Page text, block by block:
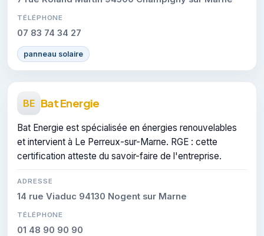
TÉLÉPHONE
07 83 74 34 27
panneau solaire
BE Bat Energie
Bat Energie est spécialisée en énergies renouvelables
et intervient à Le Perreux-sur-Marne. RGE : cette
certification atteste du savoir-faire de l'entreprise.
ADRESSE
14 rue Viaduc 94130 Nogent sur Marne
TÉLÉPHONE
01 48 90 90 90